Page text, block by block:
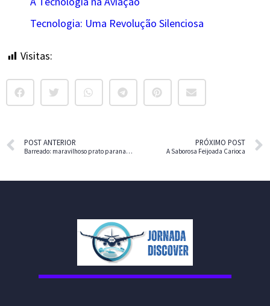
Tecnologia: Uma Revolução Silenciosa
Visitas:
POST ANTERIOR
Barreado: maravilhoso prato paranaense
PRÓXIMO POST
A Saborosa Feijoada Carioca